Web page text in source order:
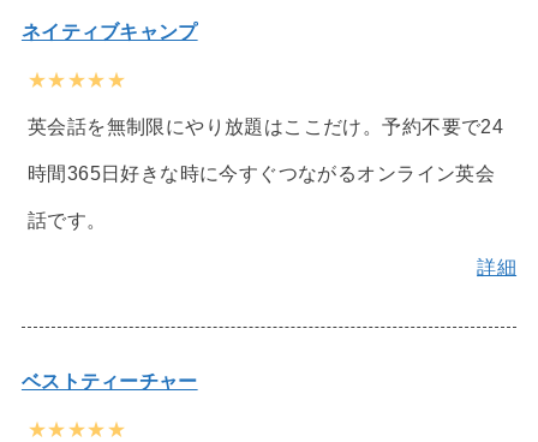
ネイティブキャンプ
★★★★★
英会話を無制限にやり放題はここだけ。予約不要で24
時間365日好きな時に今すぐつながるオンライン英会
話です。
詳細
ベストティーチャー
★★★★★